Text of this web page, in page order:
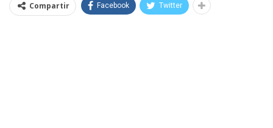
Compartir Facebook Twitter